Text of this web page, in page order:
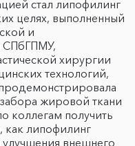
стал липофилинг
целях, выполненный
и
СПбГПМУ,
хирургии
технологий,
жировой ткани
коллегам получить
как липофилинг
внешнего